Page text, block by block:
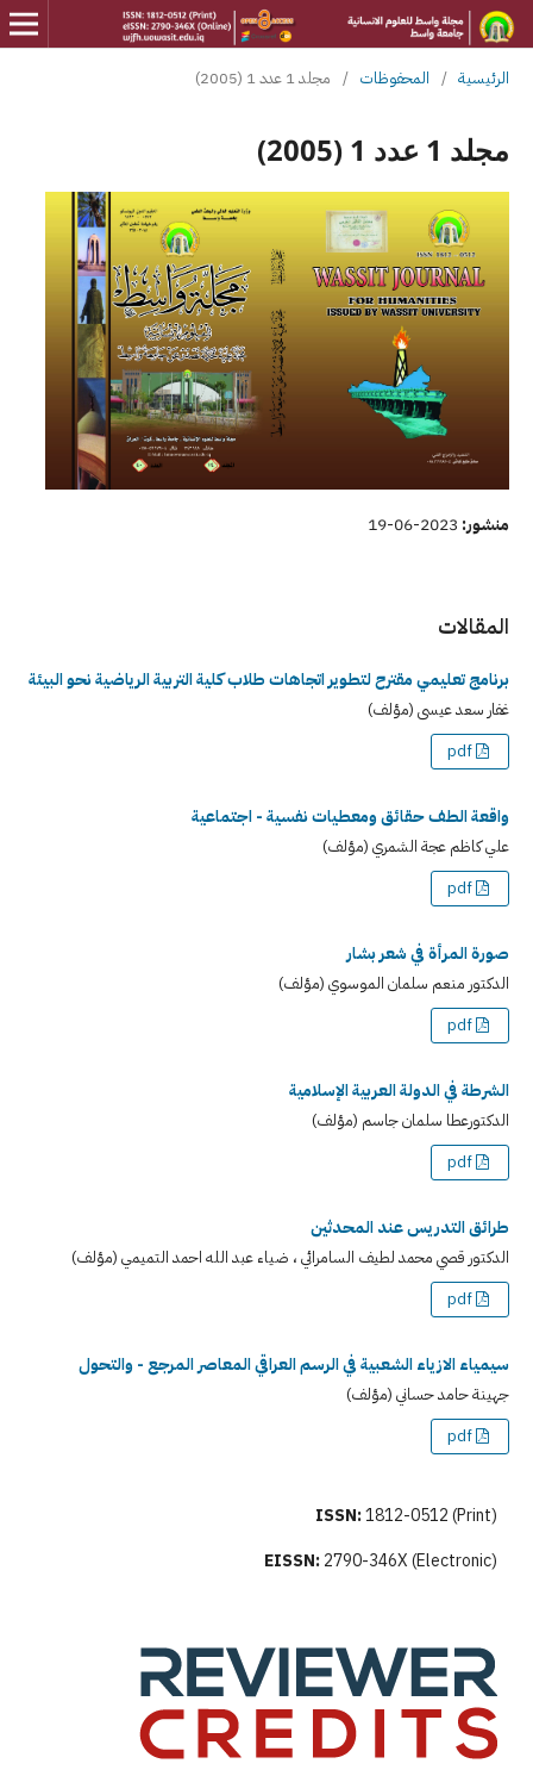
الرئيسية / المحفوظات / مجلد 1 عدد 1 (2005)
مجلد 1 عدد 1 (2005)
منشور: 2023-06-19
المقالات
برنامج تعليمي مقترح لتطوير اتجاهات طلاب كلية التربية الرياضية نحو البيئة
غفار سعد عيسى (مؤلف)
pdf
واقعة الطف حقائق ومعطيات نفسية - اجتماعية
علي كاظم عجة الشمري (مؤلف)
pdf
صورة المرأة في شعر بشار
الدكتور منعم سلمان الموسوي (مؤلف)
pdf
الشرطة في الدولة العربية الإسلامية
الدكتورعطا سلمان جاسم (مؤلف)
pdf
طرائق التدريس عند المحدثين
الدكتور قصي محمد لطيف السامرائي ، ضياء عبد الله احمد التميمي (مؤلف)
pdf
سيمياء الازياء الشعبية في الرسم العراقي المعاصر المرجع - والتحول
جهينة حامد حساني (مؤلف)
pdf
ISSN:1812-0512 (Print)
EISSN:2790-346X (Electronic)